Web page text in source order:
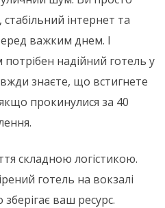
інтернет та
важким днем. І
надійний готель у
знаєте, що встигнете
якщо прокинулися за 40
складною логістикою.
готель на вокзалі
ваш ресурс.